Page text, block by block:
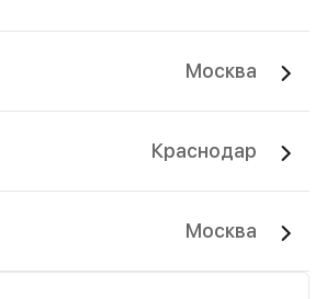
Москва
Краснодар
Москва